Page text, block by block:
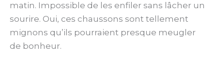
matin. Impossible de les enfiler sans lâcher un
sourire. Oui, ces chaussons sont tellement
mignons qu’ils pourraient presque meugler
de bonheur.